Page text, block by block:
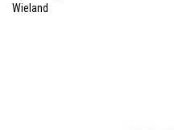
Wieland